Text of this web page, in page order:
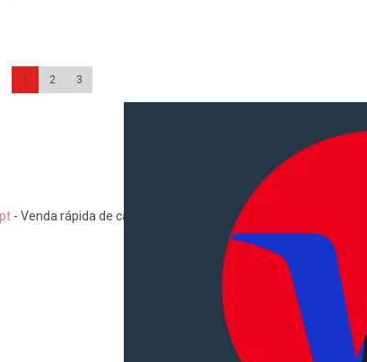
1 2 3
- Venda rápida de carros, motas, comerciais, pesados,
Como comprar e
Pacotes de
Verificar VIN e